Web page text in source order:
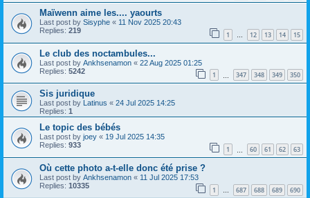
Maïwenn aime les.... yaourts
Last post by Sisyphe « 11 Nov 2025 20:43
Replies: 219 1 … 12 13 14 15
Le club des noctambules...
Last post by Ankhsenamon « 22 Aug 2025 01:25
Replies: 5242 1 347 348 349 350
Sis juridique
Last post by Latinus « 24 Jul 2025 14:25
Replies: 1
Le topic des bébés
Last post by joey « 19 Jul 2025 14:35
Replies: 933 1 60 61 62 63
Où cette photo a-t-elle donc été prise ?
Last post by Ankhsenamon « 11 Jul 2025 17:53
Replies: 10335 1 … 687 688 689 690